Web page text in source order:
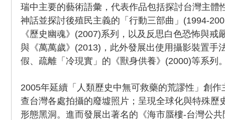
瑞中主要的藝術語彙，代表作品包括探討台灣主體
神話並探討後殖民主義的「行動三部曲」(1994-
《歷史幽魂》(2007)系列，以及反思白色恐怖與戒
與《萬萬歲》(2013)，此外發展出使用攝影裝置手
假、疏離「冷現實」的《獸身供養》(2000)等系列
2005年延續「人類歷史中無可救藥的荒謬性」創
查台灣各處拍攝的廢墟照片；呈現全球化與特殊歷
形態黑洞。進而發展出著名的《海市蜃樓-台灣公